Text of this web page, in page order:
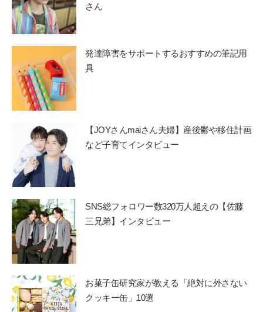
さん
発達障害をサポートするおすすめの筆記用
具
【JOYさんmaiさん夫婦】産後鬱や移住計画
など子育てインタビュー
SNS総フォロワー数320万人超えの【佐藤
三兄弟】インタビュー
お菓子缶研究家が教える「絶対に外さない
クッキー缶」10選